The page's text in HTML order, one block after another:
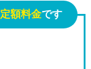
定額料金です